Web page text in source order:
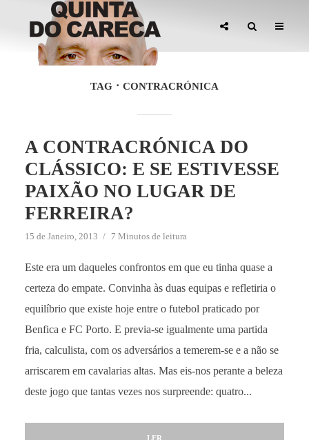
TAG CONTRACRÓNICA
A CONTRACRÓNICA DO
CLÁSSICO: E SE ESTIVESSE
PAIXÃO NO LUGAR DE
FERREIRA?
15 de Janeiro, 2013 7 Minutos de leitura
Este era um daqueles confrontos em que eu tinha quase a
certeza do empate. Convinha às duas equipas e refletiria o
equilíbrio que existe hoje entre o futebol praticado por
Benfica e FC Porto. E previa-se igualmente uma partida
fria, calculista, com os adversários a temerem-se e a não se
arriscarem em cavalarias altas. Mas eis-nos perante a beleza
deste jogo que tantas vezes nos surpreende: quatro...
LER